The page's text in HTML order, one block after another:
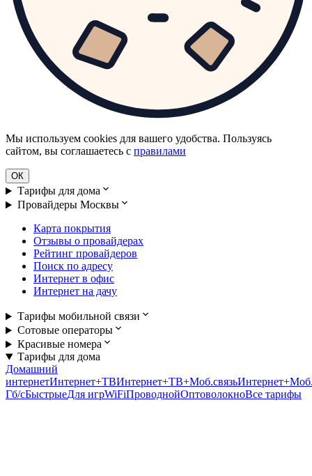
Мы используем cookies для вашего удобства. Пользуясь
сайтом, вы соглашаетесь с правилами
ОК
Тарифы для дома
Провайдеры Москвы
Карта покрытия
Отзывы о провайдерах
Рейтинг провайдеров
Поиск по адресу
Интернет в офис
Интернет на дачу
Тарифы мобильной связи
Сотовые операторы
Красивые номера
Тарифы для дома
Домашний
интернетИнтернет+ТВИнтернет+ТВ+Моб.связь
Гб/cБыстрыеДля игрWiFiПроводнойОптоволокноВсе тарифы